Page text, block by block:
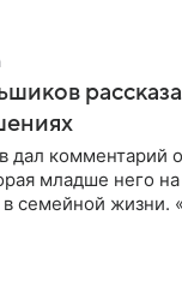
комментарий
младше него
семейной жизни.